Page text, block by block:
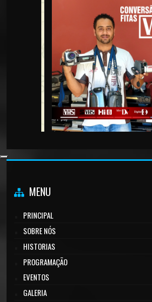
MENU
PRINCIPAL
SOBRE NÓS
HISTORIAS
PROGRAMAÇÃO
EVENTOS
GALERIA